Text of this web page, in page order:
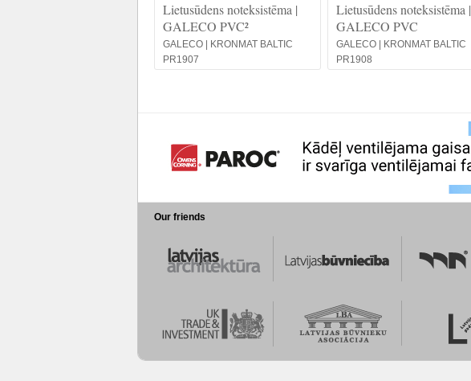
Lietusūdens noteksistēma |
GALECO PVC²
GALECO | KRONMAT BALTIC
PR1907
Lietusūdens noteksistēma |
GALECO PVC
GALECO | KRONMAT BALTIC
PR1908
Our friends